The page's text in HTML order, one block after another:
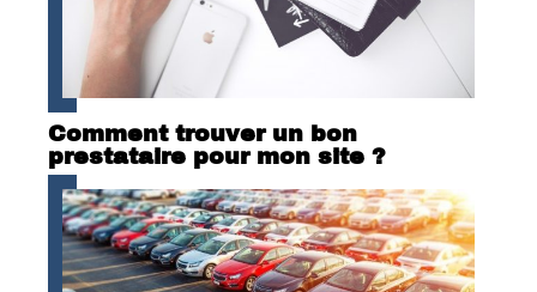
Comment trouver un bon
prestataire pour mon site ?